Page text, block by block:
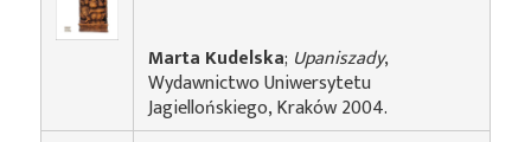
Marta Kudelska; Upaniszady,
Wydawnictwo Uniwersytetu
Jagiellońskiego, Kraków 2004.